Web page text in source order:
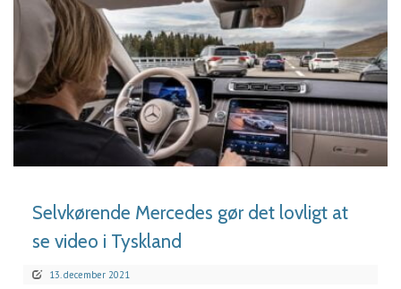
LÆS MERE
Selvkørende Mercedes gør det lovligt at
se video i Tyskland
13. december 2021